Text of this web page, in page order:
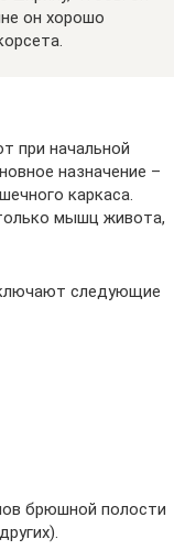
он хорошо
при начальной
назначение –
каркаса.
мышц живота,
следующие
брюшной полости